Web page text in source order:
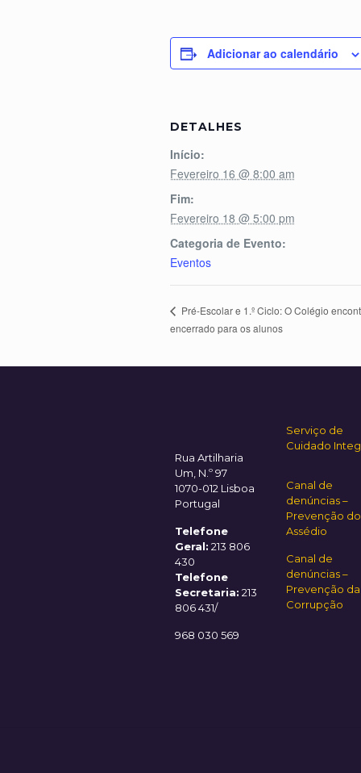
Adicionar ao calendário
DETALHES
Início:
Fevereiro 16 @ 8:00 am
Fim:
Fevereiro 18 @ 5:00 pm
Categoria de Evento:
Eventos
Pré-Escolar e 1.º Ciclo: O Colégio
encerrado para os alunos
Rua Artilharia
Um, N.º 97
1070-012 Lisboa
Portugal
Telefone
Geral: 213 806
430
Telefone
Secretaria: 213
806 431/
968 030 569
Serviço de
Cuidado
Canal de
denúncias –
Prevenção do
Assédio
Canal de
denúncias –
Prevenção da
Corrupção